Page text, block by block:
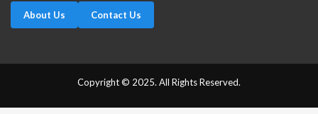
About Us Contact Us
Copyright © 2025. All Rights Reserved.